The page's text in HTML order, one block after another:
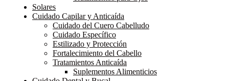
Solares
Cuidado Capilar y Anticaída
Cuidado del Cuero Cabelludo
Cuidado Específico
Estilizado y Protección
Fortalecimiento del Cabello
Tratamientos Anticaída
Suplementos Alimenticios